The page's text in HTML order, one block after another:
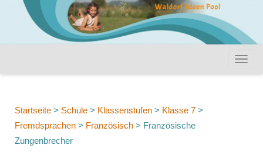
Startseite > Schule > Klassenstufen > Klasse 7 >
Fremdsprachen > Französisch > Französische
Zungenbrecher